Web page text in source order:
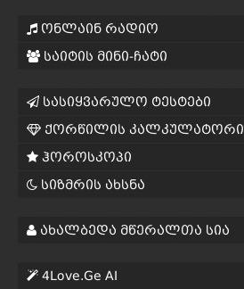
ონლაინ რადიო
საიტის მინი-ჩატი
სასიყვარულო ტესტები
ქორწილის კალკულატორი
ჰოროსკოპი
სიზმრის ახსნა
ახალბედა მწერალთა სია
4Love.Ge AI